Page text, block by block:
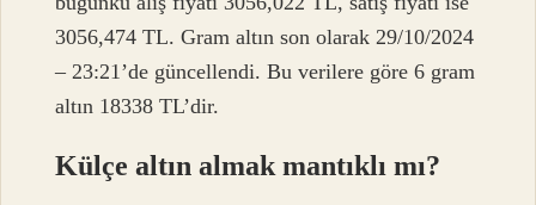
3056,474 TL. Gram altın son olarak 29/10/2024
– 23:21’de güncellendi. Bu verilere göre 6 gram
altın 18338 TL’dir.
Külçe altın almak mantıklı mı?